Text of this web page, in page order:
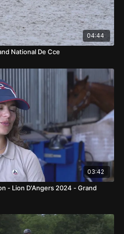
04:44
National De Cce
03:42
- Lion D'Angers 2024 - Grand